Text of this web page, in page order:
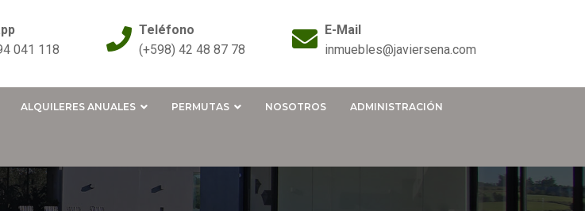
041 118
Teléfono
(+598) 42 48 87 78
E-Mail
inmuebles@javiersena.com
ALQUILERES ANUALES PERMUTAS NOSOTROS ADMINISTRACIÓN